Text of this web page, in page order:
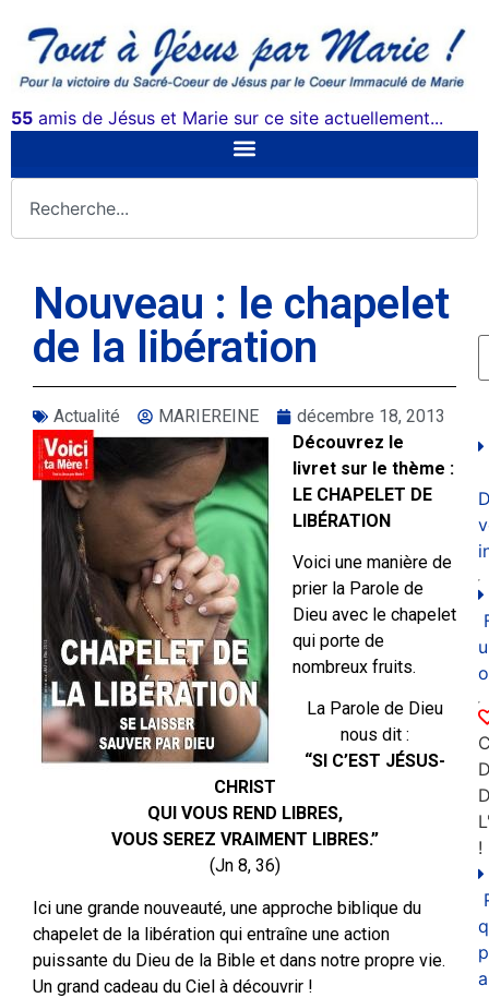
55 amis de Jésus et Marie sur ce site actuellement...
Nouveau : le chapelet
de la libération
Actualité MARIEREINE
décembre 18, 2013
Découvrez le
livret sur le thème :
LE CHAPELET DE
LIBÉRATION
Voici une manière de
prier la Parole de
Dieu avec le chapelet
qui porte de
nombreux fruits.
La Parole de Dieu
nous dit :
“SI C’EST JÉSUS-
CHRIST
QUI VOUS REND LIBRES,
VOUS SEREZ VRAIMENT LIBRES.”
(Jn 8, 36)
Ici une grande nouveauté, une approche biblique du
chapelet de la libération qui entraîne une action
puissante du Dieu de la Bible et dans notre propre vie.
Un grand cadeau du Ciel à découvrir !
!